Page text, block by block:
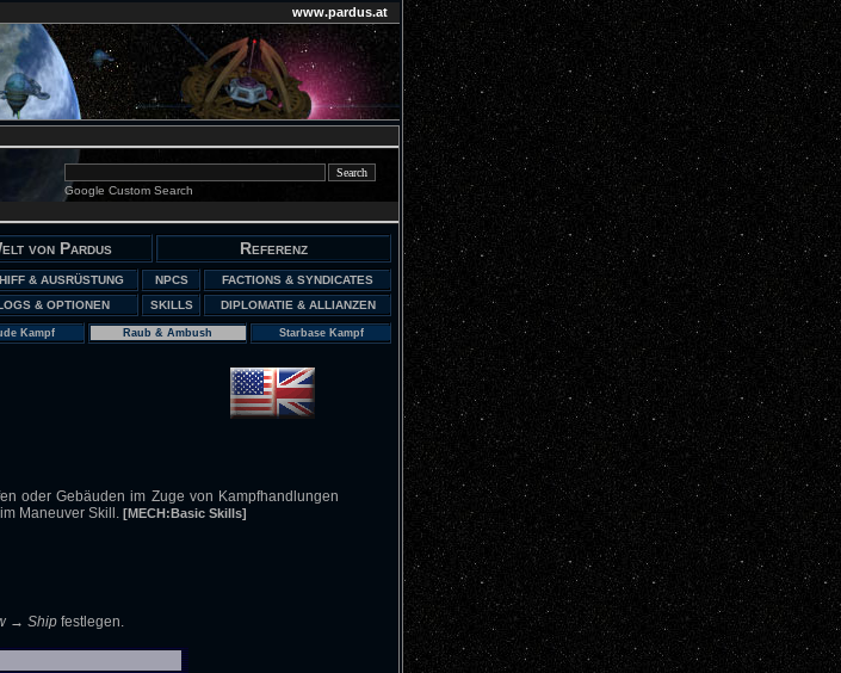
www.pardus.at
Google Custom Search
von Pardus Referenz
& AUSRÜSTUNG NPCS
FACTIONS & SYNDICATES
& OPTIONEN SKILLS DIPLOMATIE & ALLIANZEN
Kampf Raub & Ambush Starbase Kampf
oder Gebäuden im Zuge von Kampfhandlungen
Maneuver Skill. [MECH:Basic Skills]
→ Ship festlegen.